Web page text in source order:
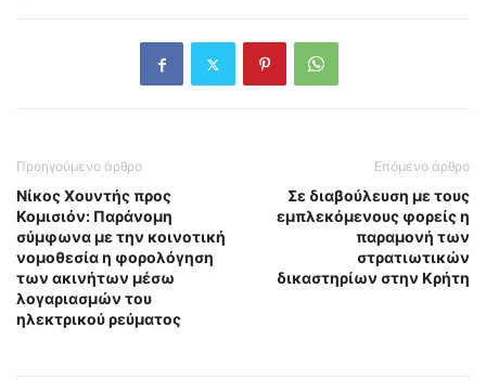
Προηγούμενο άρθρο
Νίκος Χουντής προς
Κομισιόν: Παράνομη
σύμφωνα με την κοινοτική
νομοθεσία η φορολόγηση
των ακινήτων μέσω
λογαριασμών του
ηλεκτρικού ρεύματος
Επόμενο άρθρο
Σε διαβούλευση με τους
εμπλεκόμενους φορείς η
παραμονή των
στρατιωτικών
δικαστηρίων στην Κρήτη